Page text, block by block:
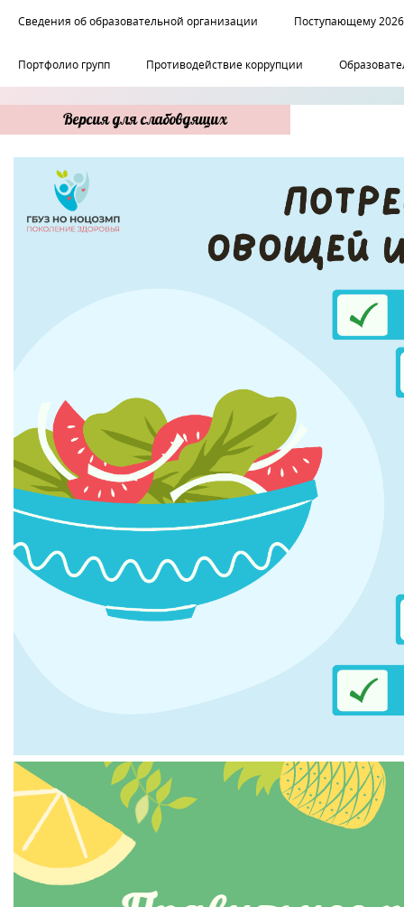
Сведения об образовательной организации Поступающему 2026
Портфолио групп Противодействие коррупции
Версия для слабовдящих